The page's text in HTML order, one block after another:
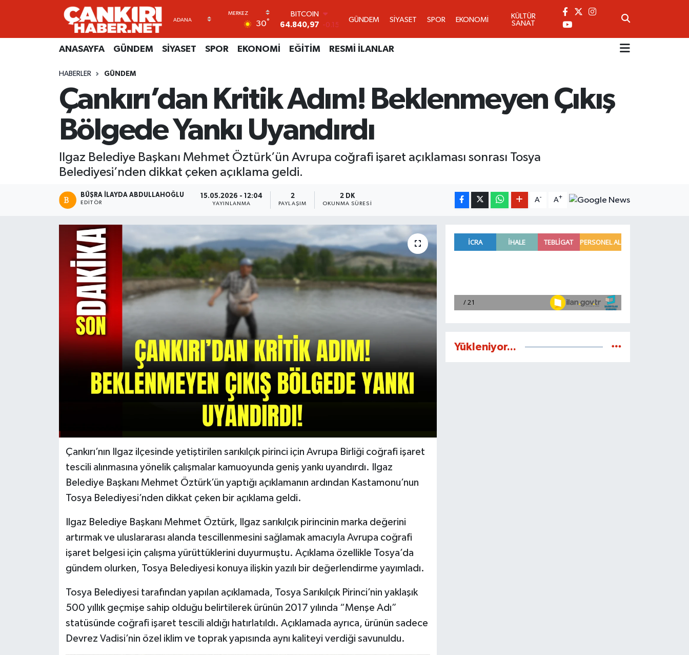
30°
DOLAR
47,7436
0.18
55,2510 0.32
6660.55
BİST100
13.779
-14
64.840,97
-0.15
GÜNDEM SİYASET SPOR EKONOMİ
KÜLTÜR
SANAT
ANASAYFA GÜNDEM SİYASET SPOR EKONOMİ EĞİTİM RESMİ İLANLAR
HABERLER GÜNDEM
Çankırı’dan Kritik Adım! Beklenmeyen Çıkış
Bölgede Yankı Uyandırdı
Ilgaz Belediye Başkanı Mehmet Öztürk’ün Avrupa coğrafi işaret açıklaması sonrası Tosya
Belediyesi’nden dikkat çeken açıklama geldi.
BÜŞRA İLAYDA ABDULLAHOĞLU
EDITÖR
15.05.2026 - 12:04
YAYINLANMA
2
PAYLAŞIM
2 DK
OKUNMA SÜRESI
A- A+
Çankırı’nın Ilgaz ilçesinde yetiştirilen sarıkılçık pirinci için Avrupa Birliği coğrafi işaret
tescili alınmasına yönelik çalışmalar kamuoyunda geniş yankı uyandırdı. Ilgaz
Belediye Başkanı Mehmet Öztürk’ün yaptığı açıklamanın ardından Kastamonu’nun
Tosya Belediyesi’nden dikkat çeken bir açıklama geldi.
Ilgaz Belediye Başkanı Mehmet Öztürk, Ilgaz sarıkılçık pirincinin marka değerini
artırmak ve uluslararası alanda tescillenmesini sağlamak amacıyla Avrupa coğrafi
işaret belgesi için çalışma yürüttüklerini duyurmuştu. Açıklama özellikle Tosya’da
gündem olurken, Tosya Belediyesi konuya ilişkin yazılı bir değerlendirme yayımladı.
Tosya Belediyesi tarafından yapılan açıklamada, Tosya Sarıkılçık Pirinci’nin yaklaşık
500 yıllık geçmişe sahip olduğu belirtilerek ürünün 2017 yılında “Menşe Adı”
statüsünde coğrafi işaret tescili aldığı hatırlatıldı. Açıklamada ayrıca, ürünün sadece
Devrez Vadisi’nin özel iklim ve toprak yapısında aynı kaliteyi verdiği savunuldu.
Yükleniyor...
ANASAYFA
SİYASET
RESMİ İLANLAR
Künye
Gizlilik Sözleşmesi
BİYOGRAFİLER
GÜNDEM
KÜLTÜR SANAT
Merkez Hava Durumu
Süper Lig Puan Durumu ve Fikstür
Tüm Manşetler
Son Dakika Haberleri
Haber Arşivi